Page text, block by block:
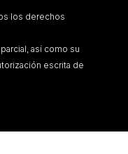
los derechos
así como su
escrita de